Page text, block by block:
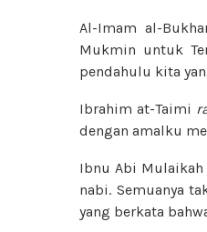
Al-Imam al-
Mukmin untuk
pendahulu kita
Ibrahim at-Taimi
dengan amalku
Ibnu Abi Mulaikah
nabi. Semuanya
yang berkata